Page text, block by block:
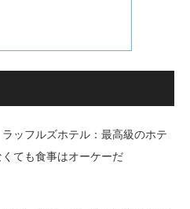
ッフルズホテル：最高級のホテ
ても食事はオーケーだ